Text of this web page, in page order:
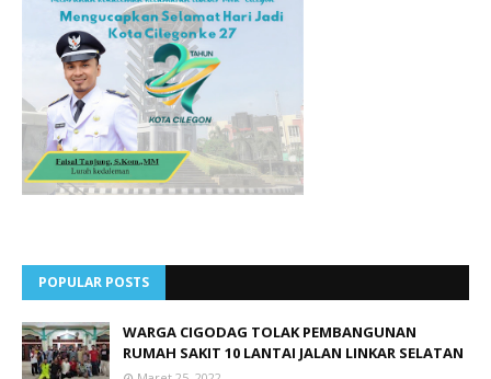
POPULAR POSTS
WARGA CIGODAG TOLAK PEMBANGUNAN
RUMAH SAKIT 10 LANTAI JALAN LINKAR SELATAN